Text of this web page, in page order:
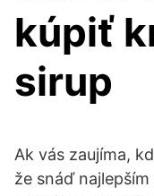
kúpiť
sirup
Ak vás zaujíma,
že snáď